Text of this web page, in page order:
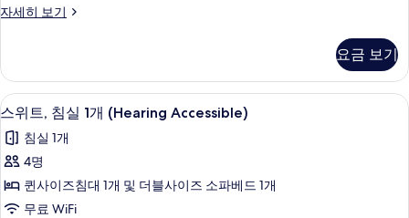
개
Tub)
사
진
모
두
보
자세히 보기
스
실
개
(Mobility/Hearing
Accessible,
Tub)
세
히
요금 보기
스
위
트,
침
실
샤워기/욕조 결합, 무료 세면용품, 헤
6
스위트, 침실 1개 (Hearing Accessible)
침실 1개
4명
퀸사이즈침대 1개 및 더블사이즈 소파베드 1개
무료 WiFi